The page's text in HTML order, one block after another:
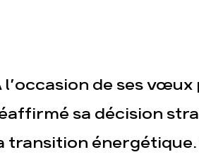
l’occasion de ses
sa décision
transition